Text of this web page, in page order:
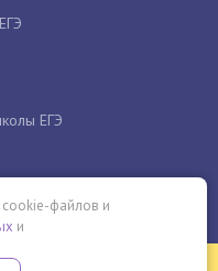
ЕГЭ
cookie-файлов и
и